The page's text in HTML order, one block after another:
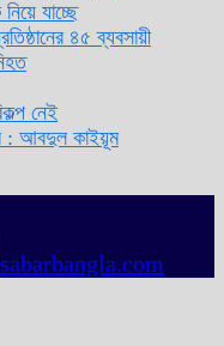
যাচ্ছে
৪৫ ব্যবসায়ী
নেই
: আবদুল কাইয়ূম